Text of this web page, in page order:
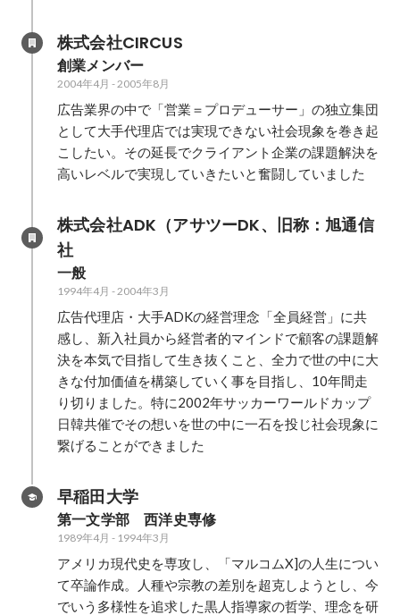
株式会社CIRCUS
創業メンバー
2004年4月 -2005年8月
広告業界の中で「営業＝プロデューサー」の独立集団
として大手代理店では実現できない社会現象を巻き起
こしたい。その延長でクライアント企業の課題解決を
高いレベルで実現していきたいと奮闘していました
株式会社ADK（アサツーDK、旧称：旭通信
社
一般
1994年4月 -2004年3月
広告代理店・大手ADKの経営理念「全員経営」に共
感し、新入社員から経営者的マインドで顧客の課題解
決を本気で目指して生き抜くこと、全力で世の中に大
きな付加価値を構築していく事を目指し、10年間走
り切りました。特に2002年サッカーワールドカップ
日韓共催でその想いを世の中に一石を投じ社会現象に
繋げることができました
早稲田大学
第一文学部　西洋史専修
1989年4月 - 1994年3月
アメリカ現代史を専攻し、「マルコムX]の人生につい
て卒論作成。人種や宗教の差別を超克しようとし、今
でいう多様性を追求した黒人指導家の哲学、理念を研